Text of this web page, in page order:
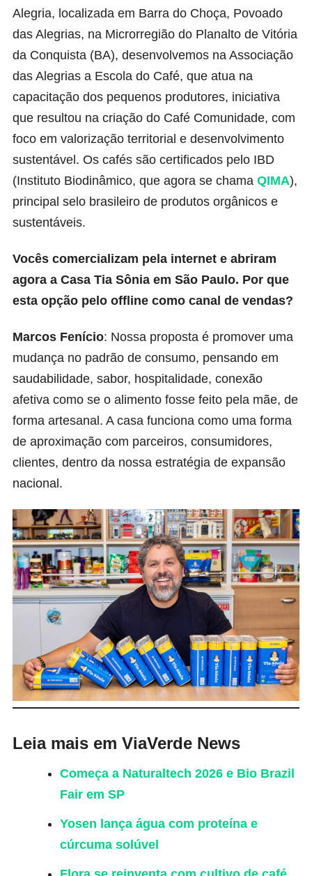
Alegria, localizada em Barra do Choça, Povoado
das Alegrias, na Microrregião do Planalto de Vitória
da Conquista (BA), desenvolvemos na Associação
das Alegrias a Escola do Café, que atua na
capacitação dos pequenos produtores, iniciativa
que resultou na criação do Café Comunidade, com
foco em valorização territorial e desenvolvimento
sustentável. Os cafés são certificados pelo IBD
(Instituto Biodinâmico, que agora se chama QIMA),
principal selo brasileiro de produtos orgânicos e
sustentáveis.
Vocês comercializam pela internet e abriram
agora a Casa Tia Sônia em São Paulo. Por que
esta opção pelo offline como canal de vendas?
Marcos Fenício: Nossa proposta é promover uma
mudança no padrão de consumo, pensando em
saudabilidade, sabor, hospitalidade, conexão
afetiva como se o alimento fosse feito pela mãe, de
forma artesanal. A casa funciona como uma forma
de aproximação com parceiros, consumidores,
clientes, dentro da nossa estratégia de expansão
nacional.
Leia mais em ViaVerde News
Começa a Naturaltech 2026 e Bio Brazil
Fair em SP
Yosen lança água com proteína e
cúrcuma solúvel